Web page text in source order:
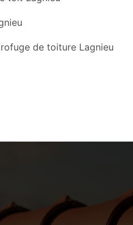
de toiture Lagnieu